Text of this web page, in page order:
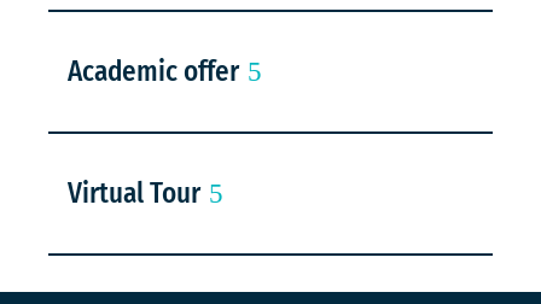
Academic offer
Virtual Tour